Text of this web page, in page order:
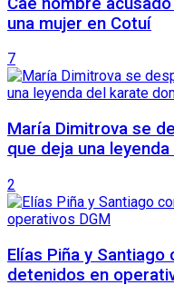
una mujer en Cotuí
7
María Dimitrova se
que deja una
2
Elías Piña y
detenidos en